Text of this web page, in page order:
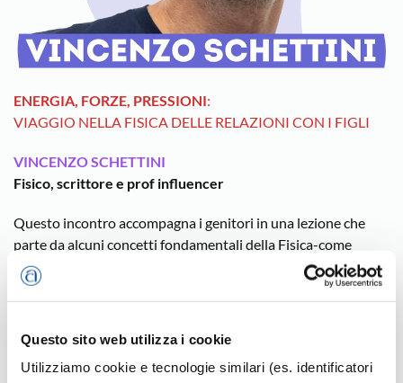
Questo sito web utilizza i cookie
Utilizziamo cookie e tecnologie similari (es. identificatori
ENERGIA, FORZE, PRESSIONI:
VIAGGIO NELLA FISICA DELLE RELAZIONI CON I FIGLI
VINCENZO SCHETTINI
Fisico, scrittore e prof influencer
Questo incontro accompagna i genitori in una lezione che
parte da alcuni concetti fondamentali della Fisica-come
energia, forza e pressione- per trasformarli in strumenti
concreti nella vita quotidiana e nella relazione con i figli.
esperimenti, il Professore mostra come questi principi
possano diventare riflessioni efficaci per comprendere
meglio le dinamiche della crescita dei ragazzi: come sostenerli